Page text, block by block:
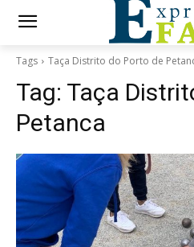
Tags Taça Distrito do Porto de
Tag: Taça
Petanca